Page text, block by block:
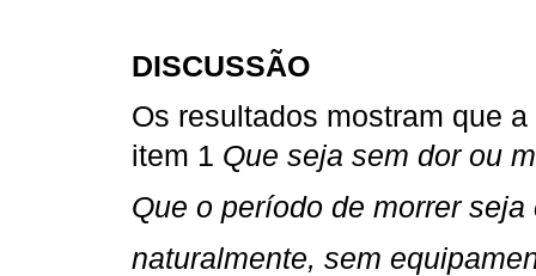
DISCUSSÃO
Os resultados mostram que
item 1  Que seja sem dor ou
Que o período de morrer seja
naturalmente, sem